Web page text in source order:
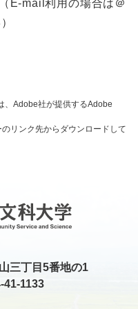
E-mail利用の場合は＠
、Adobe社が提供するAdobe
リンク先からダウンロードして
三丁目5番地の1
41-1133